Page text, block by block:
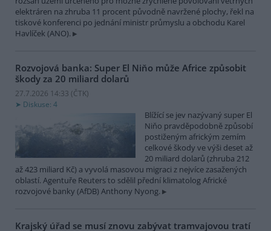
elektráren na zhruba 11 procent původně navržené plochy, řekl na
tiskové konferenci po jednání ministr průmyslu a obchodu Karel
Havlíček (ANO).
Rozvojová banka: Super El Niňo může Africe způsobit
škody za 20 miliard dolarů
27.7.2026 14:33 (ČTK)
Diskuse: 4
Blížící se jev nazývaný super El
Niňo pravděpodobně způsobí
postiženým africkým zemím
celkové škody ve výši deset až
20 miliard dolarů (zhruba 212
až 423 miliard Kč) a vyvolá masovou migraci z nejvíce zasažených
oblastí. Agentuře Reuters to sdělil přední klimatolog Africké
rozvojové banky (AfDB) Anthony Nyong.
Krajský úřad se musí znovu zabývat tramvajovou tratí